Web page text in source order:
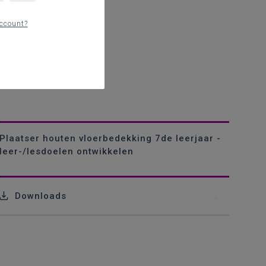
Plaatser houten vloerbedekking 7de leerjaar -
leer-/lesdoelen ontwikkelen
Downloads